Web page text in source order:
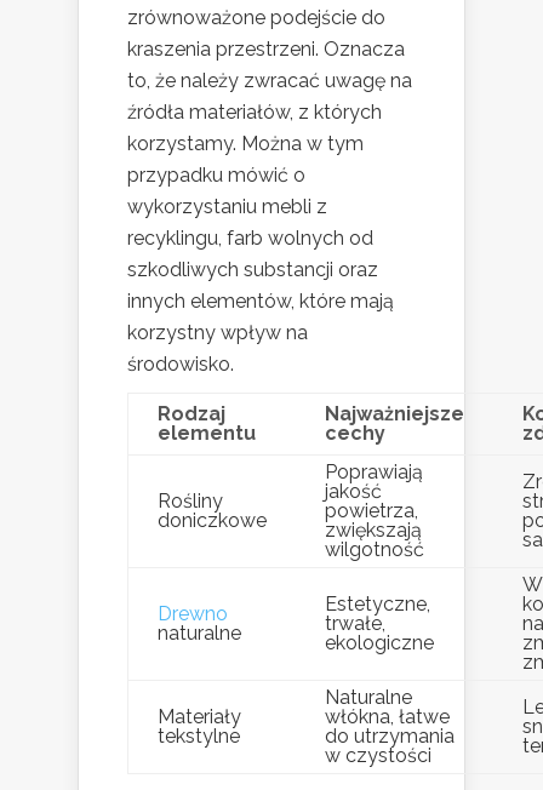
zrównoważone podejście do
kraszenia przestrzeni. Oznacza
to, że należy zwracać uwagę na
źródła materiałów, z których
korzystamy. Można w tym
przypadku mówić o
wykorzystaniu mebli z
recyklingu, farb wolnych od
szkodliwych substancji oraz
innych elementów, które mają
korzystny wpływ na
środowisko.
Rodzaj
elementu
Najważniejsze
cechy
Rośliny
doniczkowe
Poprawiają
jakość
powietrza,
zwiększają
wilgotność
Drewno
naturalne
Estetyczne,
trwałe,
ekologiczne
Materiały
tekstylne
Naturalne
włókna, łatwe
do utrzymania
w czystości